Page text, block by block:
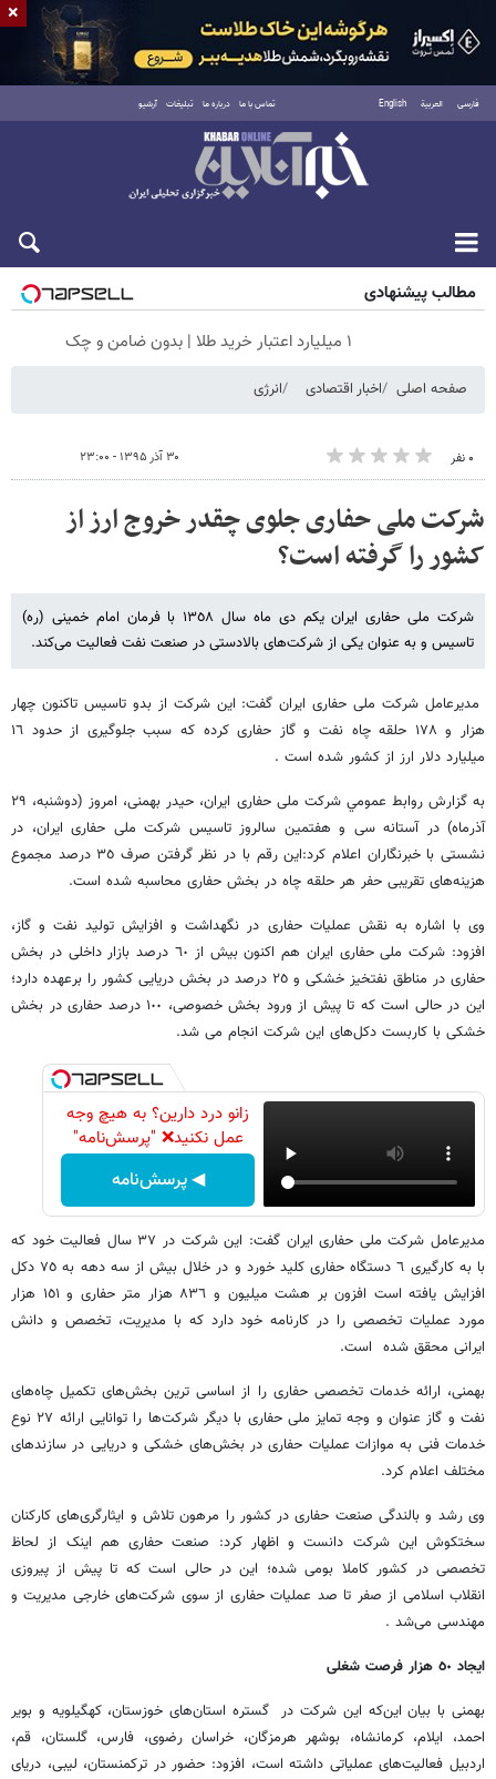
فارسی العربية English تماس با ما درباره ما تبلیغات آرشیو
جمعه ۱۶ مرداد ۱۴۰۵
مطالب پیشنهادی
۱ میلیارد اعتبار خرید طلا | بدون ضامن و چک
صفحه اصلی اخبار اقتصادی انرژی
۰ نفر ۳۰ آذر ۱۳۹۵ - ۲۳:۰۰
شرکت ملی حفاری جلوی چقدر خروج ارز از
کشور را گرفته است؟
شرکت ملی حفاری ایران یکم دی ماه سال ١٣٥٨ با فرمان امام خمینی (ره)
تاسیس و به عنوان یکی از شرکت‌های بالادستی در صنعت نفت فعالیت می‌‎کند.
مدیرعامل شرکت ملی حفاری ایران گفت: این شرکت از بدو تاسیس تاکنون چهار
هزار و ١٧٨ حلقه چاه‌ نفت و گاز حفاری کرده که سبب جلوگیری از حدود ١٦
میلیارد دلار ارز از کشور شده است .
به گزارش روابط عمومي شرکت ملی حفاری ایران، حیدر بهمنی، امروز (دوشنبه، ٢٩
آذرماه) در آستانه سی و هفتمین سالروز تاسیس شرکت ملی حفاری ایران، در
نشستی با خبرنگاران اعلام کرد:این رقم با در نظر گرفتن صرف ٣٥ درصد مجموع
هزینه‌های تقریبی حفر هر حلقه چاه در بخش حفاری محاسبه شده است.
وی با اشاره به نقش عملیات حفاری در نگهداشت و افزایش تولید نفت و گاز،
افزود: شرکت ملی حفاری ایران هم اکنون بیش از ٦٠ درصد بازار داخلی در بخش
حفاری در مناطق نفتخیز خشکی و ٢٥ درصد در بخش دریایی کشور را برعهده دارد؛
این در حالی است که تا پیش از ورود بخش خصوصی، ١٠٠ درصد حفاری در بخش
خشکی با کاربست دکل‌های این شرکت انجام می شد.
زانو درد دارین؟ به هیچ وجه
عمل نکنید❌ "پرسش‌نامه"
◀ پرسش‌نامه
مدیرعامل شرکت ملی حفاری ایران گفت: این شرکت در ٣٧ سال فعالیت خود که
با به ‎کارگیری ٦ دستگاه حفاری کلید خورد و در خلال بیش از سه دهه به ٧٥ دکل
افزایش یافته است افزون بر هشت میلیون و ٨٣٦ هزار متر حفاری و ١٥١ هزار
مورد عملیات تخصصی را در کارنامه خود دارد که با مدیریت، تخصص و دانش
ایرانی محقق شده است.
بهمنی، ارائه خدمات تخصصی حفاری را از اساسی ‎ترین بخش‌های تکمیل چاه‌های
نفت و گاز عنوان و وجه تمایز ملی حفاری با دیگر شرکت‌ها را توانایی ارائه ٢٧ نوع
خدمات فنی به موازات عملیات حفاری در بخش‌های خشکی و دریایی در سازندهای
مختلف اعلام کرد.
وی رشد و بالندگی صنعت حفاری در کشور را مرهون تلاش و ایثارگری‌های کارکنان
سختکوش این شرکت دانست و اظهار کرد: صنعت حفاری هم اینک از لحاظ
تخصصی در کشور کاملا بومی شده؛ این در حالی است که تا پیش از پیروزی
انقلاب اسلامی از صفر تا صد عملیات حفاری از سوی شرکت‌های خارجی مدیریت و
مهندسی می‌شد .
ایجاد ٥٠ هزار فرصت شغلی
بهمنی با بیان این‌که این شرکت در گستره استان‌های خوزستان، کهگیلویه و بویر
احمد، ایلام، کرمانشاه، بوشهر هرمزگان، خراسان رضوی، فارس، گلستان، قم،
اردبیل فعالیت‌های عملیاتی داشته است، افزود: حضور در ترکمنستان، لیبی، دریای
×